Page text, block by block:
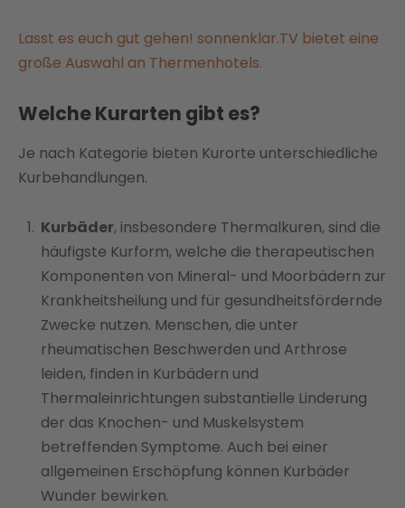
Lasst es euch gut gehen! sonnenklar.TV bietet eine
große Auswahl an Thermenhotels.
Welche Kurarten gibt es?
Je nach Kategorie bieten Kurorte unterschiedliche
Kurbehandlungen.
Kurbäder, insbesondere Thermalkuren, sind die
häufigste Kurform, welche die therapeutischen
Komponenten von Mineral- und Moorbädern zur
Krankheitsheilung und für gesundheitsfördernde
Zwecke nutzen. Menschen, die unter
rheumatischen Beschwerden und Arthrose
leiden, finden in Kurbädern und
Thermaleinrichtungen substantielle Linderung
der das Knochen- und Muskelsystem
betreffenden Symptome. Auch bei einer
allgemeinen Erschöpfung können Kurbäder
Wunder bewirken.